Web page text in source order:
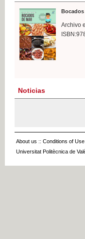
Bocados
Archivo
Noticias
About us :: Conditions of Use
Universitat Politècnica de